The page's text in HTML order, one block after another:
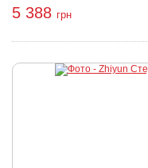
5 388 грн